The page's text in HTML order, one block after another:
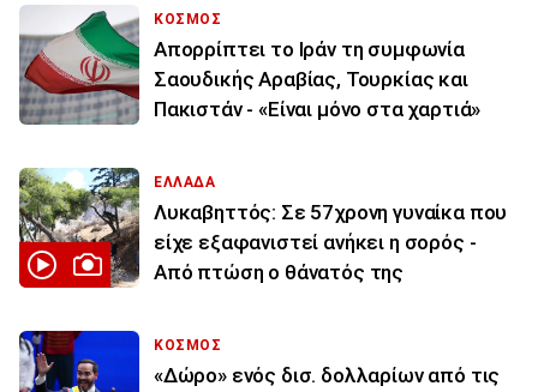
ΚΟΣΜΟΣ
Απορρίπτει το Ιράν τη συμφωνία
Σαουδικής Αραβίας, Τουρκίας και
Πακιστάν - «Είναι μόνο στα χαρτιά»
ΕΛΛΑΔΑ
Λυκαβηττός: Σε 57χρονη γυναίκα που
είχε εξαφανιστεί ανήκει η σορός -
Από πτώση ο θάνατός της
ΚΟΣΜΟΣ
«Δώρο» ενός δισ. δολλαρίων από τις